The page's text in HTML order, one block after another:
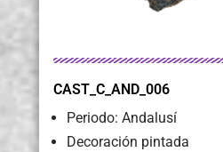
CAST_C_AND_006
Periodo: Andalusí
Decoración pintada